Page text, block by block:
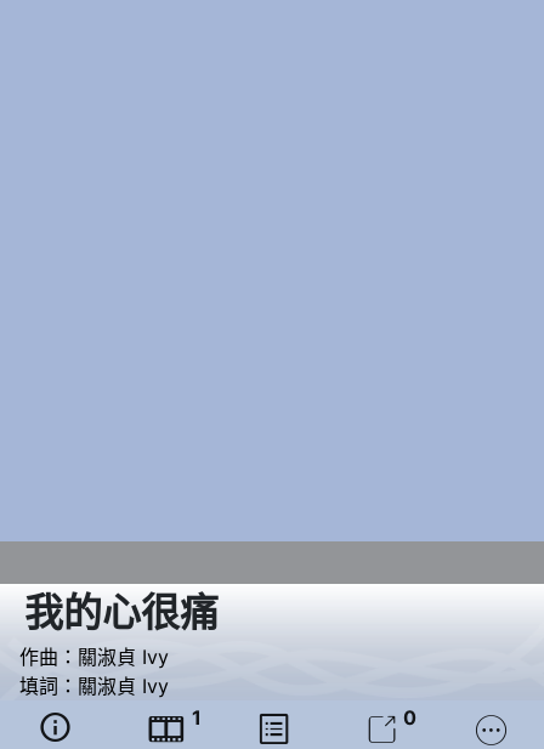
我的心很痛
作曲： 關淑貞 Ivy
填詞： 關淑貞 Ivy
  1   0 